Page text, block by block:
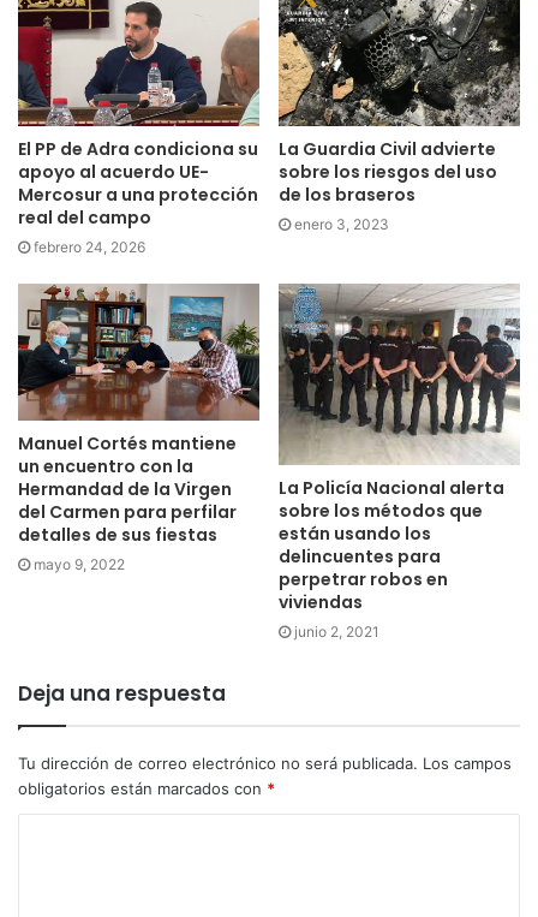
El PP de Adra condiciona su
apoyo al acuerdo UE-
Mercosur a una protección
real del campo
febrero 24, 2026
La Guardia Civil advierte
sobre los riesgos del uso
de los braseros
enero 3, 2023
Manuel Cortés mantiene
un encuentro con la
Hermandad de la Virgen
del Carmen para perfilar
detalles de sus fiestas
mayo 9, 2022
La Policía Nacional alerta
sobre los métodos que
están usando los
delincuentes para
perpetrar robos en
viviendas
junio 2, 2021
Deja una respuesta
Tu dirección de correo electrónico no será publicada. Los campos
obligatorios están marcados con *